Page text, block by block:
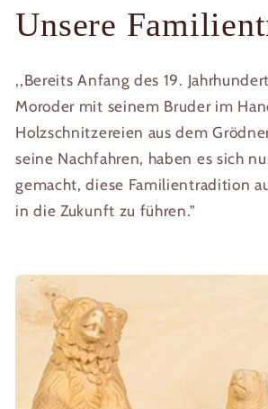
Unsere
,,Bereits Anfang des 19.
Moroder mit seinem Bruder im
Holzschnitzereien aus dem
seine Nachfahren, haben es sich
gemacht, diese Familientradition
in die Zukunft zu führen.”